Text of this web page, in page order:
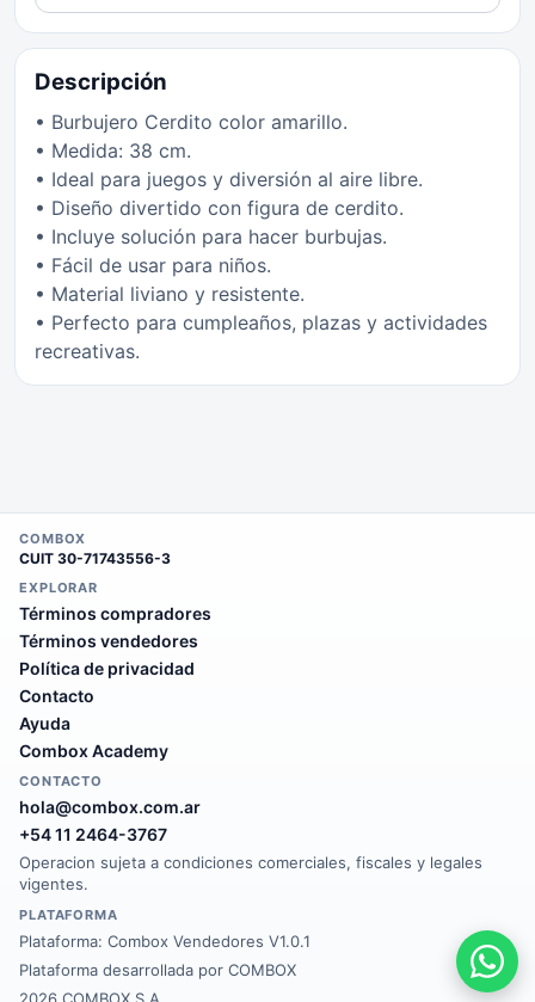
Descripción
• Burbujero Cerdito color amarillo.
• Medida: 38 cm.
• Ideal para juegos y diversión al aire libre.
• Diseño divertido con figura de cerdito.
• Incluye solución para hacer burbujas.
• Fácil de usar para niños.
• Material liviano y resistente.
• Perfecto para cumpleaños, plazas y actividades
recreativas.
COMBOX
CUIT 30-71743556-3
EXPLORAR
Términos compradores
Términos vendedores
Política de privacidad
Contacto
Ayuda
Combox Academy
CONTACTO
hola@combox.com.ar
+54 11 2464-3767
Operacion sujeta a condiciones comerciales, fiscales y legales
vigentes.
PLATAFORMA
Plataforma: Combox Vendedores V1.0.1
Plataforma desarrollada por COMBOX